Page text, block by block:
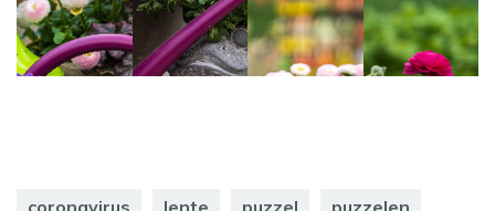
coronavirus lente puzzel puzzelen